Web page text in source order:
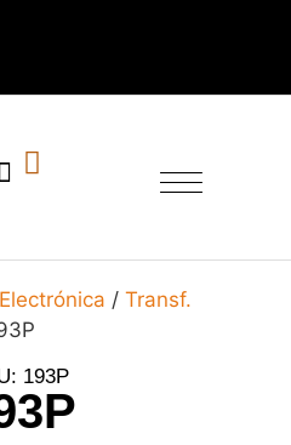
/ Transf.
193P